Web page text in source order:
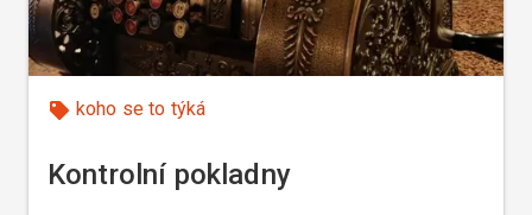
koho se to týká
Kontrolní pokladny